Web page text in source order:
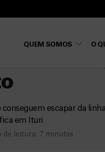
QUEM SOMOS O
escapar da
em Ituri
de leitura: 7 minutos